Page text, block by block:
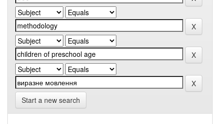
Start a new search